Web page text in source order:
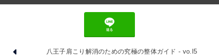
送る
八王子肩こり解消のための究極の整体ガイド - vo.l5